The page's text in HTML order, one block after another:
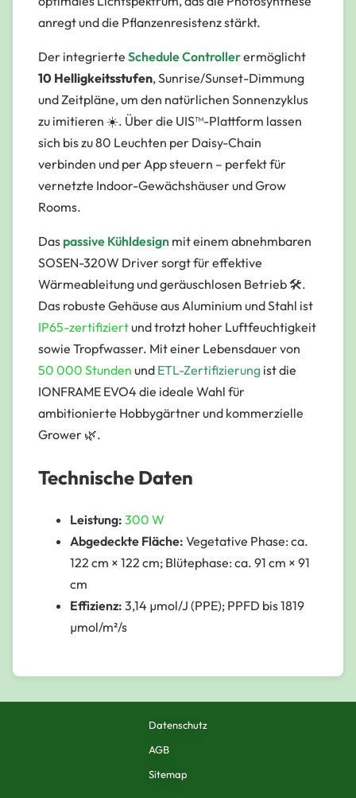
anregt und die Pflanzenresistenz stärkt.
Der integrierte Schedule Controllerermöglicht
10 Helligkeitsstufen, Sunrise/Sunset-Dimmung
und Zeitpläne, um den natürlichen Sonnenzyklus
zu imitieren ☀️. Über die UIS™-Plattform lassen
sich bis zu 80 Leuchten per Daisy-Chain
verbinden und per App steuern – perfekt für
vernetzte Indoor-Gewächshäuser und Grow
Rooms.
Das passive Kühldesign mit einem abnehmbaren
SOSEN-320W Driver sorgt für effektive
Wärmeableitung und geräuschlosen Betrieb 🛠️.
Das robuste Gehäuse aus Aluminium und Stahl ist
IP65-zertifiziertund trotzt hoher Luftfeuchtigkeit
sowie Tropfwasser. Mit einer Lebensdauer von
50 000 Stunden und ETL-Zertifizierung ist die
IONFRAME EVO4 die ideale Wahl für
ambitionierte Hobbygärtner und kommerzielle
Grower 🌿.
Technische Daten
Leistung: 300 W
Abgedeckte Fläche: Vegetative Phase: ca.
122 cm × 122 cm; Blütephase: ca. 91 cm × 91
cm
Effizienz: 3,14 µmol/J (PPE); PPFD bis 1819
µmol/m²/s
Datenschutz
AGB
Sitemap